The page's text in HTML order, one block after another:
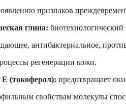
признаков
глина:
антибактериальное,
регенерации кожи.
(токоферол): предотвращает
свойствам молекулы